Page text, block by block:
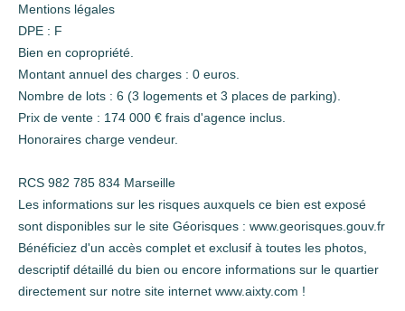
Mentions légales
DPE : F
Bien en copropriété.
Montant annuel des charges : 0 euros.
Nombre de lots : 6 (3 logements et 3 places de parking).
Prix de vente : 174 000 € frais d'agence inclus.
Honoraires charge vendeur.
RCS 982 785 834 Marseille
Les informations sur les risques auxquels ce bien est exposé
sont disponibles sur le site Géorisques : www.georisques.gouv.fr
Bénéficiez d'un accès complet et exclusif à toutes les photos,
descriptif détaillé du bien ou encore informations sur le quartier
directement sur notre site internet www.aixty.com !